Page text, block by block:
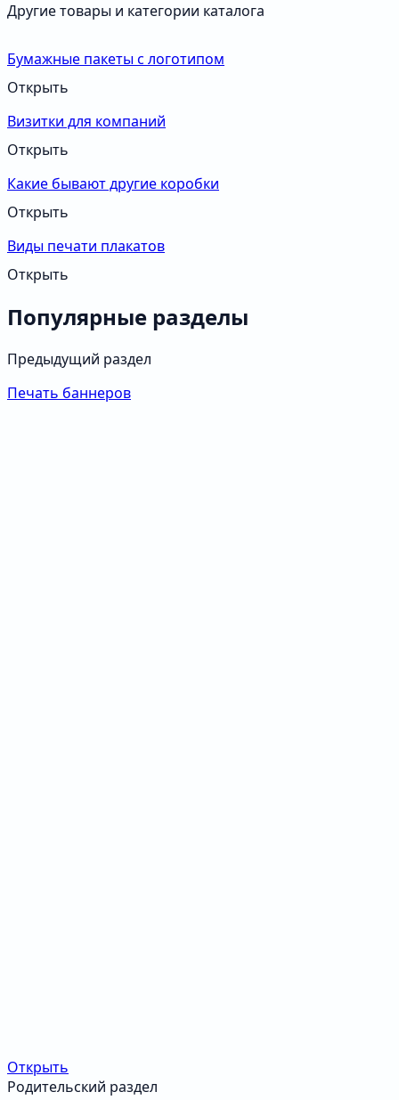
Другие товары и категории каталога
Бумажные пакеты с логотипом
Открыть
Визитки для компаний
Открыть
Какие бывают другие коробки
Открыть
Виды печати плакатов
Открыть
Популярные разделы
Предыдущий раздел
Печать баннеров
Открыть
Родительский раздел